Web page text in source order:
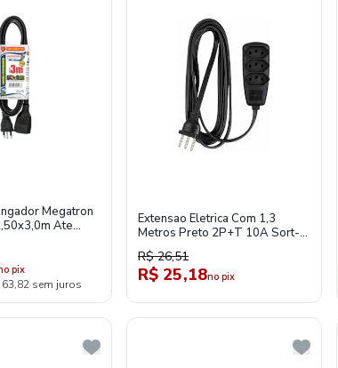
Megatron
Ate
pix
sem juros
Extensao Eletrica Com 1,3
Metros Preto 2P+T 10A Sort-
Daneva
R$ 26,51
R$ 25,18no pix